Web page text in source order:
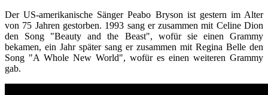
Der US-amerikanische SängerPeabo Bryson ist gestern im Alter
von 75 Jahren gestorben. 1993 sang er zusammen mit Celine Dion
den Song "Beauty and the Beast", wofür sie einen Grammy
bekamen, ein Jahr später sang er zusammen mit Regina Belle den
Song "A Whole New World", wofür es einen weiteren Grammy
gab.